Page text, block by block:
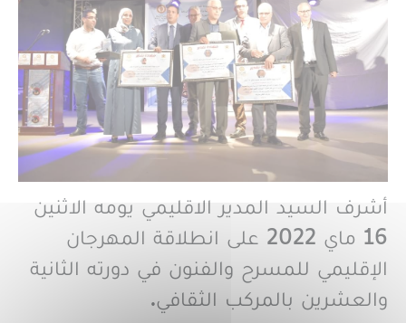
أشرف السيد المدير الاقليمي يومه الاثنين
16 ماي 2022 على انطلاقة المهرجان
الإقليمي للمسرح والفنون في دورته الثانية
والعشرين بالمركب الثقافي.